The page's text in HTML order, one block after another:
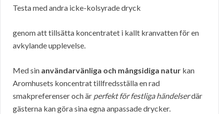
Testa med andra icke-kolsyrade dryck
genom att tillsätta koncentratet i kallt kranvatten för en
avkylande upplevelse.
Med sin användarvänliga och mångsidiga natur kan
Aromhusets koncentrat tillfredsställa en rad
smakpreferenser och är perfekt för festliga händelserdär
gästerna kan göra sina egna anpassade drycker.